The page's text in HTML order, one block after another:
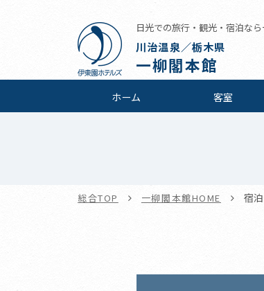
日光での旅行・観光・宿泊な
川治温泉／栃木県
一柳閣本館
ホーム 客室
総合TOP 一柳閣本館HOME 宿